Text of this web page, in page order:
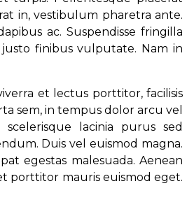
in, vestibulum pharetra ante.
ac. Suspendisse fringilla
finibus vulputate. Nam in
et lectus porttitor, facilisis
sem, in tempus dolor arcu vel
lacinia purus sed
Duis vel euismod magna.
egestas malesuada. Aenean
porttitor mauris euismod eget.